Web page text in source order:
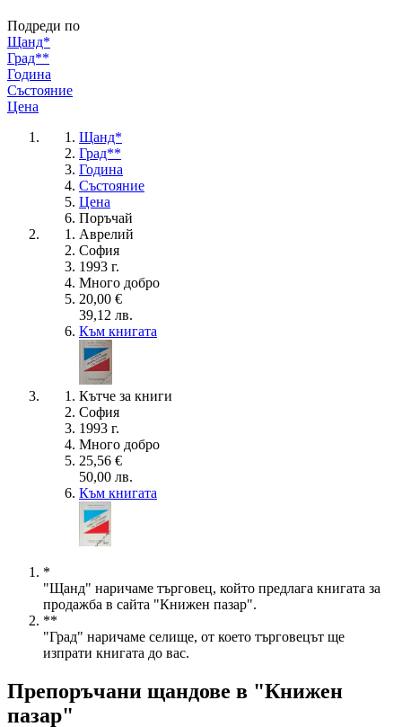
Подреди по
Щанд*
Град**
Година
Състояние
Цена
Щанд*
Град**
Година
Състояние
Цена
Поръчай
Аврелий
София
1993 г.
Много добро
20,00 €
39,12 лв.
Към книгата
Кътче за книги
София
1993 г.
Много добро
25,56 €
50,00 лв.
Към книгата
*
"Щанд" наричаме търговец, който предлага книгата за
продажба в сайта "Книжен пазар".
**
"Град" наричаме селище, от което търговецът ще
изпрати книгата до вас.
Препоръчани щандове в "Книжен
пазар"